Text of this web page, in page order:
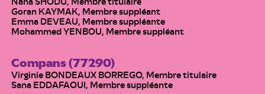
Nana SHODU, Membre titulaire
Goran KAYMAK, Membre suppléant
Emma DEVEAU, Membre suppléante
Mohammed YENBOU, Membre suppléant
Compans (77290)
Virginie BONDEAUX BORREGO, Membre titulaire
Sana EDDAFAOUI, Membre suppléante